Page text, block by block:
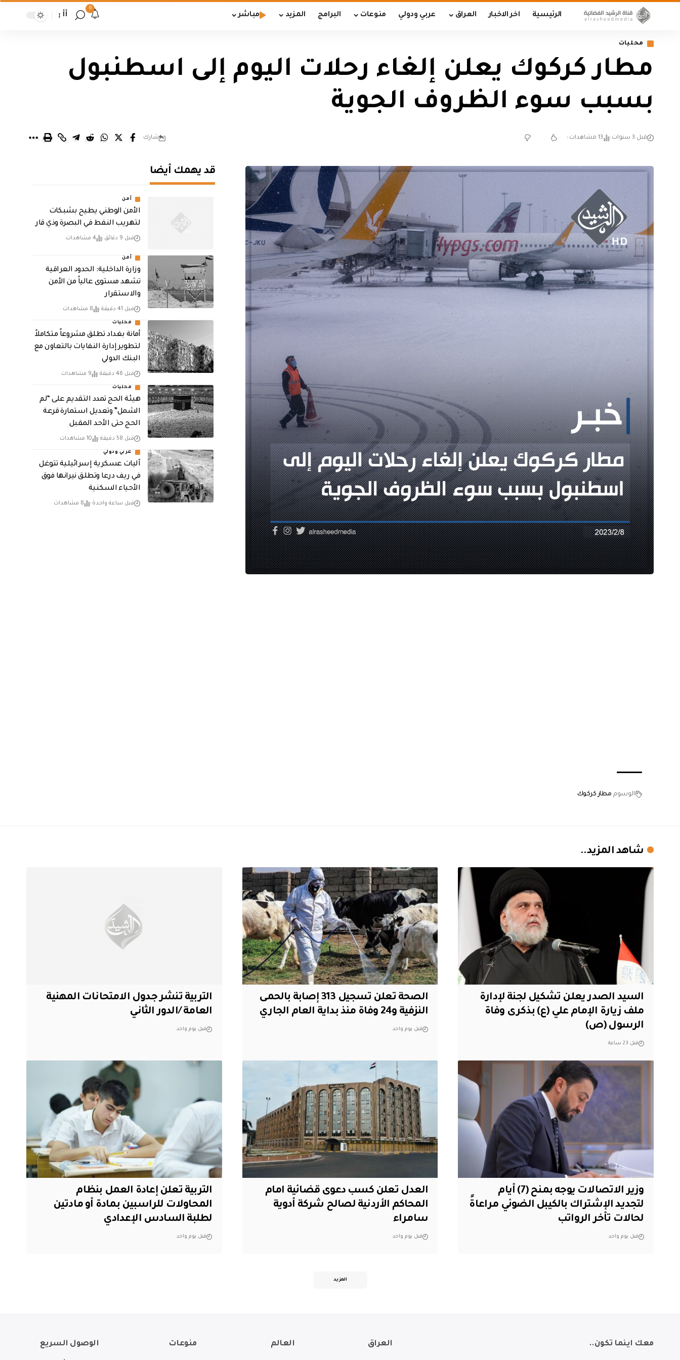
الرئيسية اخر الاخبار العراق عربي ودولي منوعات البرامج المزيد مباشر
9
أأ
محليات
مطار كركوك يعلن إلغاء رحلات اليوم إلى اسطنبول
بسبب سوء الظروف الجوية
قبل 3 سنوات 13 مشاهدات شارك
الوسوم مطار كركوك
قد يهمك أيضا
أمن
الأمن الوطني يطيح بشبكات
لتهريب النفط في البصرة وذي قار
قبل 9 دقائق 4 مشاهدات
أمن
وزارة الداخلية: الحدود العراقية
تشهد مستوى عالياً من الأمن
والاستقرار
قبل 41 دقيقة 8 مشاهدات
محليات
أمانة بغداد تطلق مشروعاً متكاملاً
لتطوير إدارة النفايات بالتعاون مع
البنك الدولي
قبل 46 دقيقة 9 مشاهدات
محليات
هيئة الحج تمدد التقديم على “لم
الشمل” وتعديل استمارة قرعة
الحج حتى الأحد المقبل
قبل 58 دقيقة 10 مشاهدات
عربي ودولي
آليات عسكرية إسرائيلية تتوغل
في ريف درعا وتطلق نيرانها فوق
الأحياء السكنية
قبل ساعة واحدة 8 مشاهدات
شاهد المزيد..
السيد الصدر يعلن تشكيل لجنة لإدارة
ملف زيارة الإمام علي (ع) بذكرى وفاة
الرسول (ص)
قبل 23 ساعة
الصحة تعلن تسجيل 313 إصابة بالحمى
النزفية و24 وفاة منذ بداية العام الجاري
قبل يوم واحد
التربية تنشر جدول الامتحانات المهنية
العامة /الدور الثاني
قبل يوم واحد
وزير الاتصالات يوجه بمنح (7) أيام
لتجديد الإشتراك بالكيبل الضوئي مراعاةً
لحالات تأخر الرواتب
قبل يوم واحد
العدل تعلن كسب دعوى قضائية امام
المحاكم الأردنية لصالح شركة أدوية
سامراء
قبل يوم واحد
التربية تعلن إعادة العمل بنظام
المحاولات للراسبين بمادة أو مادتين
لطلبة السادس الإعدادي
قبل يوم واحد
المزيد
معك اينما تكون.. العراق العالم منوعات الوصول السريع